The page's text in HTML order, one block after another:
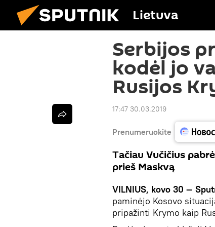
Lietuva
Serbijos
kodėl jo
Rusijos
17:47 30.03.2019
Prenumeruokite
Tačiau Vučičius
prieš Maskvą
VILNIUS, kovo 30 —
paminėjo Kosovo
pripažinti Krymo kaip